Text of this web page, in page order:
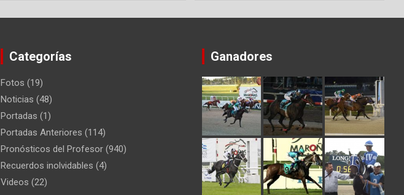
Categorías
Fotos (19)
Noticias (48)
Portadas (1)
Portadas Anteriores (114)
Pronósticos del Profesor (940)
Recuerdos inolvidables (4)
Videos (22)
Ganadores